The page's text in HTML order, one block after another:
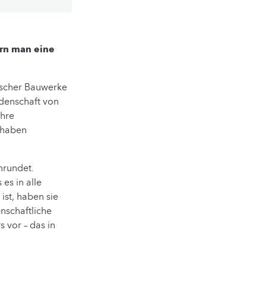
man eine
Bauwerke
von
es in alle
haben sie
vor – das in